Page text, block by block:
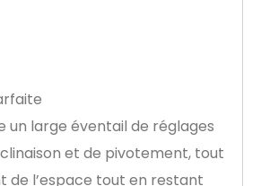
un large éventail de réglages
et de pivotement, tout
de l’espace tout en restant